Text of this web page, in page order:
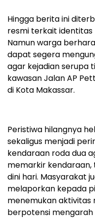
Hingga berita ini
resmi terkait identitas
Namun warga
dapat segera
agar kejadian serupa
kawasan Jalan AP
di Kota Makassar.
Peristiwa hilangnya
sekaligus menjadi
kendaraan roda dua
memarkir
dini hari. Masyarakat
melaporkan kepada
menemukan aktivitas
berpotensi